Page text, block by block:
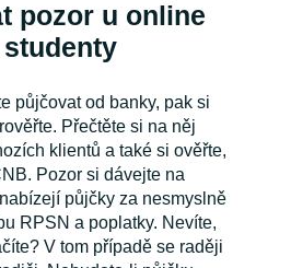
pozor u online
půjčovat od banky, pak si
Přečtěte si na něj
klientů a také si ověřte,
Pozor si dávejte na
půjčky za nesmyslně
RPSN a poplatky. Nevíte,
V tom případě se raději